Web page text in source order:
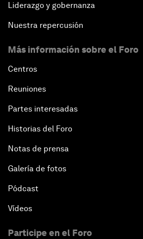
Liderazgo y gobernanza
Nuestra repercusión
Más información sobre el Foro
Centros
Reuniones
Partes interesadas
Historias del Foro
Notas de prensa
Galería de fotos
Pódcast
Vídeos
Participe en el Foro